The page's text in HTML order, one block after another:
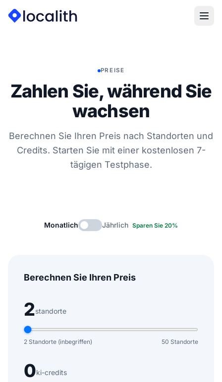
PREISE
Zahlen Sie, während Sie
wachsen
Berechnen Sie Ihren Preis nach Standorten und
Credits. Starten Sie mit einer kostenlosen 7-
tägigen Testphase.
Monatlich Jährlich Sparen Sie 20%
Berechnen Sie Ihren Preis
2standorte
2 Standorte (inbegriffen) 50 Standorte
0ki-credits